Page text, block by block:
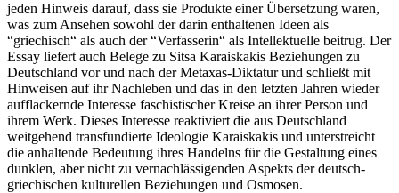
jeden Hinweis darauf, dass sie Produkte einer Übersetzung waren,
was zum Ansehen sowohl der darin enthaltenen Ideen als
“griechisch“ als auch der “Verfasserin“ als Intellektuelle beitrug. Der
Essay liefert auch Belege zu Sitsa Karaiskakis Beziehungen zu
Deutschland vor und nach der Metaxas-Diktatur und schließt mit
Hinweisen auf ihr Nachleben und das in den letzten Jahren wieder
aufflackernde Interesse faschistischer Kreise an ihrer Person und
ihrem Werk. Dieses Interesse reaktiviert die aus Deutschland
weitgehend transfundierte Ideologie Karaiskakis und unterstreicht
die anhaltende Bedeutung ihres Handelns für die Gestaltung eines
dunklen, aber nicht zu vernachlässigenden Aspekts der deutsch-
griechischen kulturellen Beziehungen und Osmosen.